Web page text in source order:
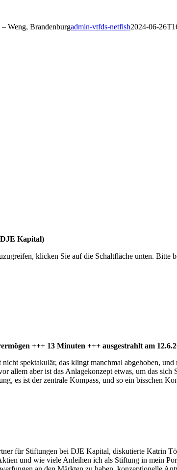
Weng, Brandenburgadmin-vtfds-netfish2024-06-
Kapital)
klicken Sie auf die Schaltfläche unten. Bitte
+++ 13 Minuten +++ ausgestrahlt am
spektakulär, das klingt manchmal abgehoben,
aber ist das Anlagekonzept etwas, um das sich
es ist der zentrale Kompass, und so ein bisschen
für Stiftungen bei DJE Kapital, diskutierte Katrin
und wie viele Anleihen ich als Stiftung in mein